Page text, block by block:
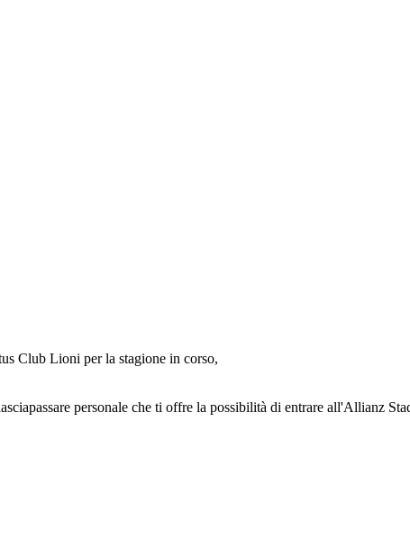
Club Lioni per la stagione in corso,
personale che ti offre la possibilità di entrare all'Allianz